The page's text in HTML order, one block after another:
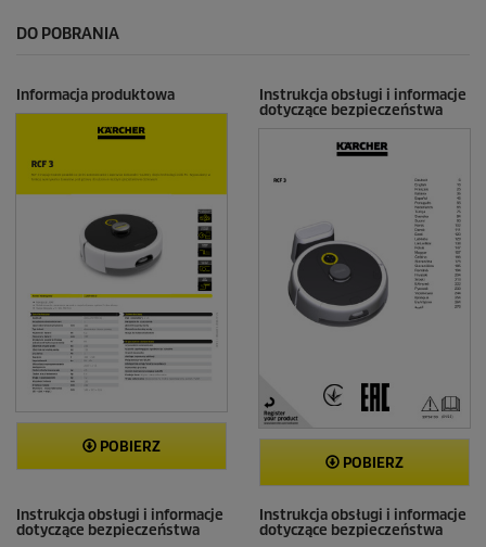
DO POBRANIA
Informacja produktowa
POBIERZ
Instrukcja obsługi i informacje
dotyczące bezpieczeństwa
POBIERZ
Instrukcja obsługi i informacje
dotyczące bezpieczeństwa
Instrukcja obsługi i informacje
dotyczące bezpieczeństwa